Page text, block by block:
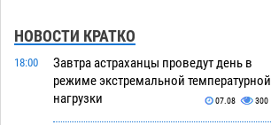
НОВОСТИ КРАТКО
18:00
Завтра астраханцы проведут день в
режиме экстремальной температурной
нагрузки
07.08 300